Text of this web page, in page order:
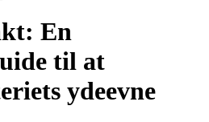
En
til at
ydeevne